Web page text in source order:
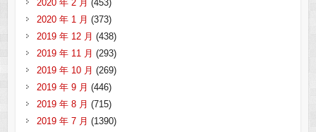
2020 年 2 月 (453)
2020 年 1 月 (373)
2019 年 12 月 (438)
2019 年 11 月 (293)
2019 年 10 月 (269)
2019 年 9 月 (446)
2019 年 8 月 (715)
2019 年 7 月 (1390)